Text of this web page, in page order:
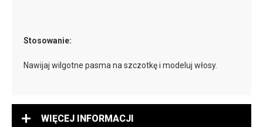
Stosowanie:
Nawijaj wilgotne pasma na szczotkę i modeluj włosy.
WIĘCEJ INFORMACJI